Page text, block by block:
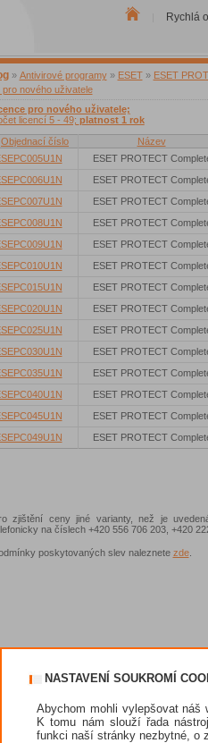
Rychlá
» Antivirové programy » ESET » ESET
pro nového uživatele
pro nového uživatele;
licencí 5 - 49; platnost 1 rok
Objednací číslo
Název
ESET PROTECT
ESET PROTECT
ESET PROTECT
ESET PROTECT
ESET PROTECT
ESET PROTECT
ESET PROTECT
ESET PROTECT
ESET PROTECT
ESET PROTECT
ESET PROTECT
ESET PROTECT
ESET PROTECT
ESET PROTECT
zjištění ceny jiné varianty, než je
na číslech +420 556 706 203, +420
poskytovaných slev naleznete zde.
NASTAVENÍ SOUKROMÍ
Abychom mohli vylepšovat náš
K tomu nám slouží řada
funkci naší stránky nezbytné, o